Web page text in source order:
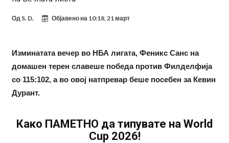
информации, добивала пари од УЕФА
Ромеро се согласи на условите со Атлетико
Мурињо воведува строга дисциплина во Реал Мадрид: Ова се
трите нови правила
Неочекувана „бомба“ од Англија: Ливерпул се засили од
Барселона!
Тикет на денот (сабота, 08.08.2026)
Од S. D. Објавено на 10:18, 21 март
Изминатата вечер во НБА лигата, Феникс Санс на
домашен терен славеше победа против Филделфија
со 115:102, а во овој натпревар беше посебен за Кевин
Дурант.
Како ПАМЕТНО да типувате на World
Cup 2026!